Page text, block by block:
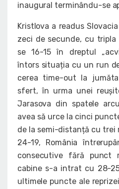
inaugural terminându-se
Kristlova a readus
zeci de secunde, cu
se 16-15 în dreptul
întors situația cu un run
cerea time-out la
sfert, în urma unei
Jarasova din spatele
avea să urce la cinci
de la semi-distanță cu trei
24-19, România
consecutive fără punct
cabine s-a intrat cu 28-
ultimele puncte ale